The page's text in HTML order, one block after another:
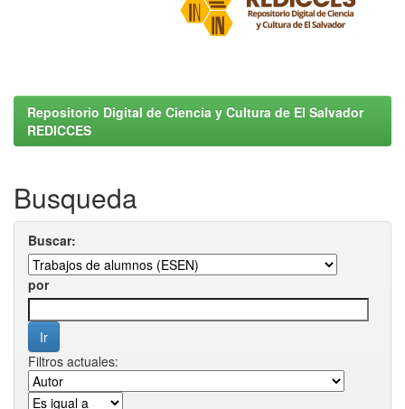
Repositorio Digital de Ciencia y Cultura de El Salvador
REDICCES
Busqueda
Buscar:
por
Filtros actuales: